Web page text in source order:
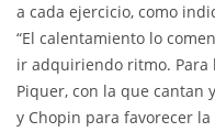
a cada ejercicio, como
“El calentamiento lo
ir adquiriendo ritmo. Para
Piquer, con la que cantan
y Chopin para favorecer la